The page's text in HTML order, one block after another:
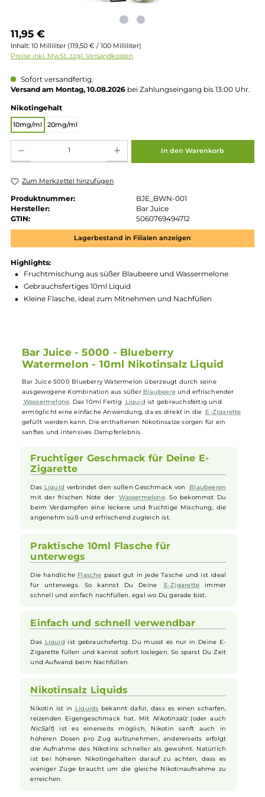
Inhalt:10 Milliliter(119,50 € / 100 Milliliter)
Preise inkl. MwSt. zzgl. Versandkosten
Sofort versandfertig.
Versand am Montag, 10.08.2026
Nikotingehaltauswählen
In den Warenkorb
Zum Merkzettel hinzufügen
Produktnummer:
BJE_BWN-001
Hersteller:
GTIN:
5060769494712
Lagerbestand in Filialen anzeigen
Gebrauchsfertiges 10ml Liquid
Kleine Flasche, ideal zum Mitnehmen und Nachfüllen
Bar Juice - 5000 - Blueberry
Watermelon - 10ml Nikotinsalz Liquid
Bar Juice 5000 Blueberry Watermelon überzeugt durch seine
ausgewogene Kombination aus süßer
Wassermelone. Das 10ml Fertig Liquidist gebrauchsfertig und
ermöglicht eine einfache Anwendung, da es direkt in die
gefüllt werden kann. Die enthaltenen Nikotinsalze sorgen für ein
sanftes und intensives Dampferlebnis.
Fruchtiger Geschmack für Deine E-
Zigarette
Das Liquid verbindet den süßen Geschmack von Blaubeeren
mit der frischen Note der Wassermelone. So bekommst Du
beim Verdampfen eine leckere und fruchtige Mischung, die
unterwegs
schnell und einfach nachfüllen, egal wo Du gerade bist.
Einfach und schnell verwendbar
DasLiquidist gebrauchsfertig. Du musst es nur in Deine E-
Zigarette füllen und kannst sofort loslegen. So sparst Du Zeit
und Aufwand beim Nachfüllen.